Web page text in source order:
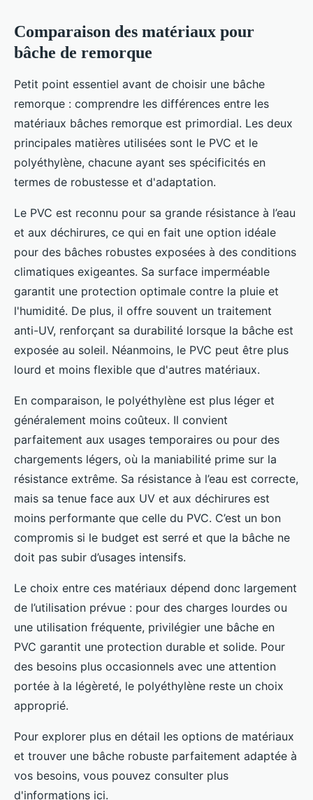
Comparaison des matériaux pour
bâche de remorque
Petit point essentiel avant de choisir une bâche
remorque : comprendre les différences entre les
matériaux bâches remorque est primordial. Les deux
principales matières utilisées sont le PVC et le
polyéthylène, chacune ayant ses spécificités en
termes de robustesse et d'adaptation.
Le PVC est reconnu pour sa grande résistance à l’eau
et aux déchirures, ce qui en fait une option idéale
pour des bâches robustes exposées à des conditions
climatiques exigeantes. Sa surface imperméable
garantit une protection optimale contre la pluie et
l'humidité. De plus, il offre souvent un traitement
anti-UV, renforçant sa durabilité lorsque la bâche est
exposée au soleil. Néanmoins, le PVC peut être plus
lourd et moins flexible que d'autres matériaux.
En comparaison, le polyéthylène est plus léger et
généralement moins coûteux. Il convient
parfaitement aux usages temporaires ou pour des
chargements légers, où la maniabilité prime sur la
résistance extrême. Sa résistance à l’eau est correcte,
mais sa tenue face aux UV et aux déchirures est
moins performante que celle du PVC. C’est un bon
compromis si le budget est serré et que la bâche ne
doit pas subir d’usages intensifs.
Le choix entre ces matériaux dépend donc largement
de l’utilisation prévue : pour des charges lourdes ou
une utilisation fréquente, privilégier une bâche en
PVC garantit une protection durable et solide. Pour
des besoins plus occasionnels avec une attention
portée à la légèreté, le polyéthylène reste un choix
approprié.
Pour explorer plus en détail les options de matériaux
et trouver une bâche robuste parfaitement adaptée à
vos besoins, vous pouvez consulter plus
d'informations ici.